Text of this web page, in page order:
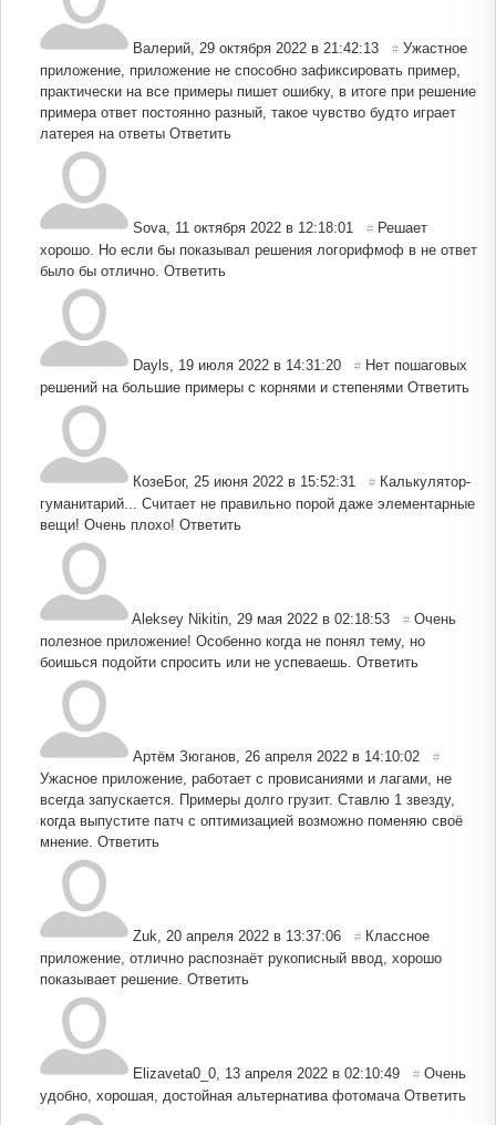
Валерий, 29 октября 2022 в 21:42:13 # Ужастное
приложение, приложение не способно зафиксировать пример,
практически на все примеры пишет ошибку, в итоге при решение
примера ответ постоянно разный, такое чувство будто играет
латерея на ответы Ответить
Sova, 11 октября 2022 в 12:18:01 # Решает
хорошо. Но если бы показывал решения логорифмоф в не ответ
было бы отлично. Ответить
Dayls, 19 июля 2022 в 14:31:20 # Нет пошаговых
решений на большие примеры с корнями и степенями Ответить
КозеБог, 25 июня 2022 в 15:52:31 # Калькулятор-
гуманитарий... Считает не правильно порой даже элементарные
вещи! Очень плохо! Ответить
Aleksey Nikitin, 29 мая 2022 в 02:18:53 # Очень
полезное приложение! Особенно когда не понял тему, но
боишься подойти спросить или не успеваешь. Ответить
Артём Зюганов, 26 апреля 2022 в 14:10:02 #
Ужасное приложение, работает с провисаниями и лагами, не
всегда запускается. Примеры долго грузит. Ставлю 1 звезду,
когда выпустите патч с оптимизацией возможно поменяю своё
мнение. Ответить
Zuk, 20 апреля 2022 в 13:37:06 # Классное
приложение, отлично распознаёт рукописный ввод, хорошо
показывает решение. Ответить
Elizaveta0_0, 13 апреля 2022 в 02:10:49 # Очень
удобно, хорошая, достойная альтернатива фотомача Ответить